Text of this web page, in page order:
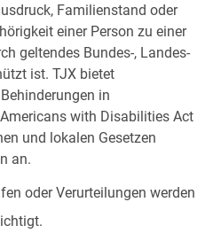
Familienstand oder
einer Person zu einer
geltendes Bundes-, Landes-
ist. TJX bietet
in
with Disabilities Act
und lokalen Gesetzen
an.
oder Verurteilungen werden